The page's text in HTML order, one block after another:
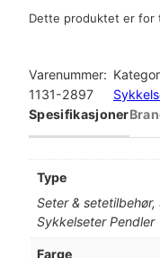
Dette produktet er for
Varenummer:
1131-2897
Spesifikasjoner
Type
Seter &
Sykkelseter Pendler
Farge